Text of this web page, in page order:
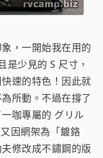
，一開始我在用的
少見的 S 尺寸，
速的特色！因此就
所動。不過在撐了
咖專屬的 グリル
因網架為「鍍鉻
修改成不鏽鋼的版